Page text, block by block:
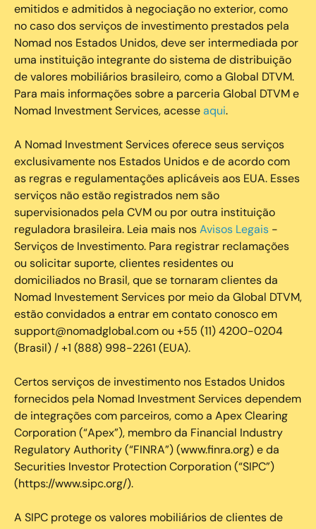
emitidos e admitidos à negociação no exterior, como
no caso dos serviços de investimento prestados pela
Nomad nos Estados Unidos, deve ser intermediada por
uma instituição integrante do sistema de distribuição
de valores mobiliários brasileiro, como a Global DTVM.
Para mais informações sobre a parceria Global DTVM e
Nomad Investment Services, acesseaqui.
A Nomad Investment Services oferece seus serviços
exclusivamente nos Estados Unidos e de acordo com
as regras e regulamentações aplicáveis aos EUA. Esses
serviços não estão registrados nem são
supervisionados pela CVM ou por outra instituição
reguladora brasileira. Leia mais nosAvisos Legais -
Serviços de Investimento. Para registrar reclamações
ou solicitar suporte, clientes residentes ou
domiciliados no Brasil, que se tornaram clientes da
Nomad Investement Services por meio da Global DTVM,
estão convidados a entrar em contato conosco em
support@nomadglobal.com ou +55 (11) 4200-0204
(Brasil) / +1 (888) 998-2261 (EUA).
Certos serviços de investimento nos Estados Unidos
fornecidos pela Nomad Investment Services dependem
de integrações com parceiros, como a Apex Clearing
Corporation (“Apex”), membro da Financial Industry
Regulatory Authority (“FINRA”) (www.finra.org) e da
Securities Investor Protection Corporation (“SIPC”)
(https://www.sipc.org/).
A SIPC protege os valores mobiliários de clientes de